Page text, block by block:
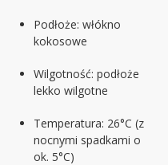
Podłoże: włókno
kokosowe
Wilgotność: podłoże
lekko wilgotne
Temperatura: 26°C (z
nocnymi spadkami o
ok. 5°C)